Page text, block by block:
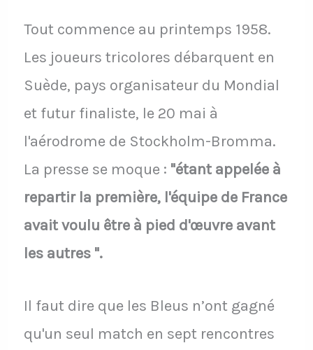
Tout commence au printemps 1958.
Les joueurs tricolores débarquent en
Suède, pays organisateur du Mondial
et futur finaliste, le 20 mai à
l'aérodrome de Stockholm-Bromma.
La presse se moque : "étant appelée à
repartir la première, l'équipe de France
avait voulu être à pied d'œuvre avant
les autres ".
Il faut dire que les Bleus n’ont gagné
qu'un seul match en sept rencontres